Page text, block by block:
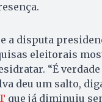
a disputa
eleitorais
“É
deu um salto,
que já diminuiu